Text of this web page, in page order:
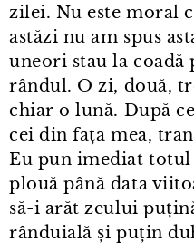
zilei. Nu este moral
astăzi nu am spus
uneori stau la coadă
rândul. O zi, două,
chiar o lună. După
cei din fața mea,
Eu pun imediat totul
plouă până data
să-i arăt zeului
rânduială și puțin